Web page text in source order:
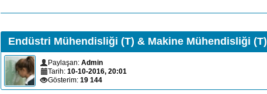
Endüstri Mühendisliği (T) & Makine Mühendisliği (T)
Paylaşan: Admin
Tarih: 10-10-2016, 20:01
Gösterim: 19 144